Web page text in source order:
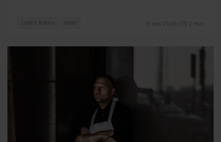
5 mei 2026 2 min
Café's & Bars Food